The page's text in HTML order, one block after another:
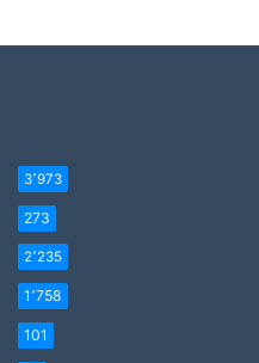
3٬973
273
2٬235
1٬758
101